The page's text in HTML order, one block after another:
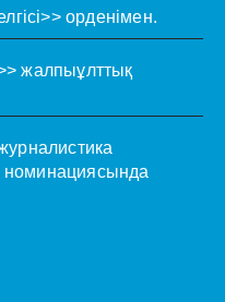
орденімен.
жалпыұлттық
номинациясында